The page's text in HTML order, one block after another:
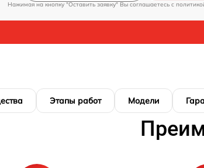
Нажимая на кнопку "Оставить заявку" Вы соглашаетесь c
Этапы работ Модели